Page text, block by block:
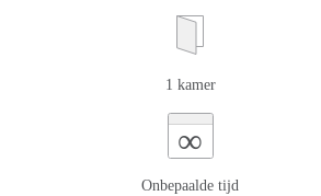
1 kamer
∞
Onbepaalde tijd